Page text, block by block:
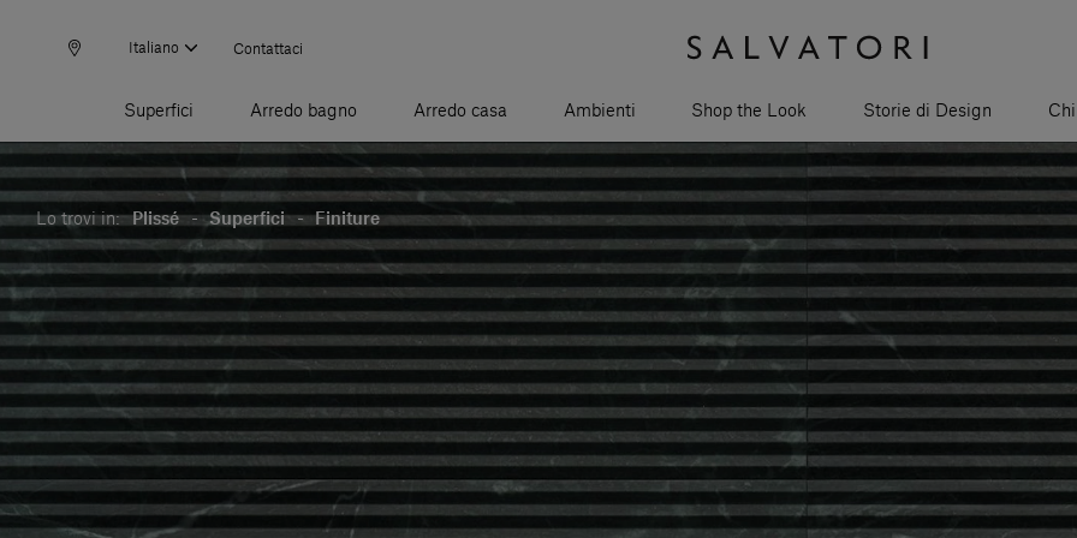
Italiano Contattaci
Superfici Arredo bagno Arredo casa Ambienti Shop the Look Storie di Design
Lo trovi in: Plissé - Superfici - Finiture